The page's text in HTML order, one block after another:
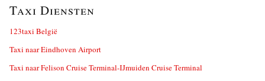
Taxi Diensten
123taxi België
Taxi naar Eindhoven Airport
Taxi naar Felison Cruise Terminal-IJmuiden Cruise Terminal